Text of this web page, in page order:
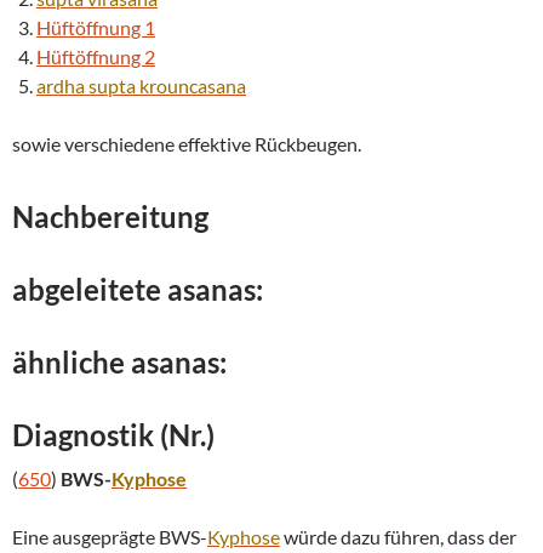
Hüftöffnung 1
Hüftöffnung 2
ardhasupta krouncasana
sowie verschiedene effektive Rückbeugen.
Nachbereitung
abgeleitete asanas:
ähnliche asanas:
Diagnostik (Nr.)
(650) BWS-Kyphose
Eine ausgeprägte BWS-Kyphosewürde dazu führen, dass der